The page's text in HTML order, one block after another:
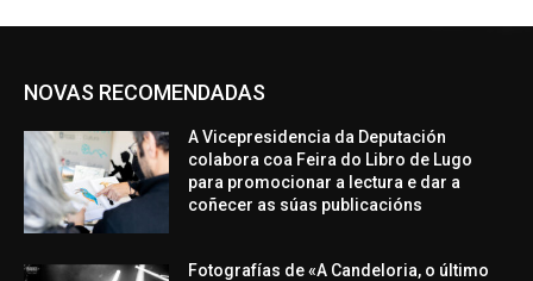
NOVAS RECOMENDADAS
A Vicepresidencia da Deputación
colabora coa Feira do Libro de Lugo
para promocionar a lectura e dar a
coñecer as súas publicacións
Fotografías de «A Candeloria, o último